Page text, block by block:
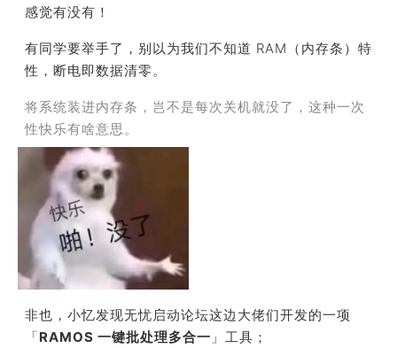
感觉有没有！
有同学要举手了，别以为我们不知道 RAM（内存条）特
性，断电即数据清零。
将系统装进内存条，岂不是每次关机就没了，这种一次
性快乐有啥意思。
非也，小忆发现无忧启动论坛这边大佬们开发的一项
「RAMOS 一键批处理多合一 」 工具 ；